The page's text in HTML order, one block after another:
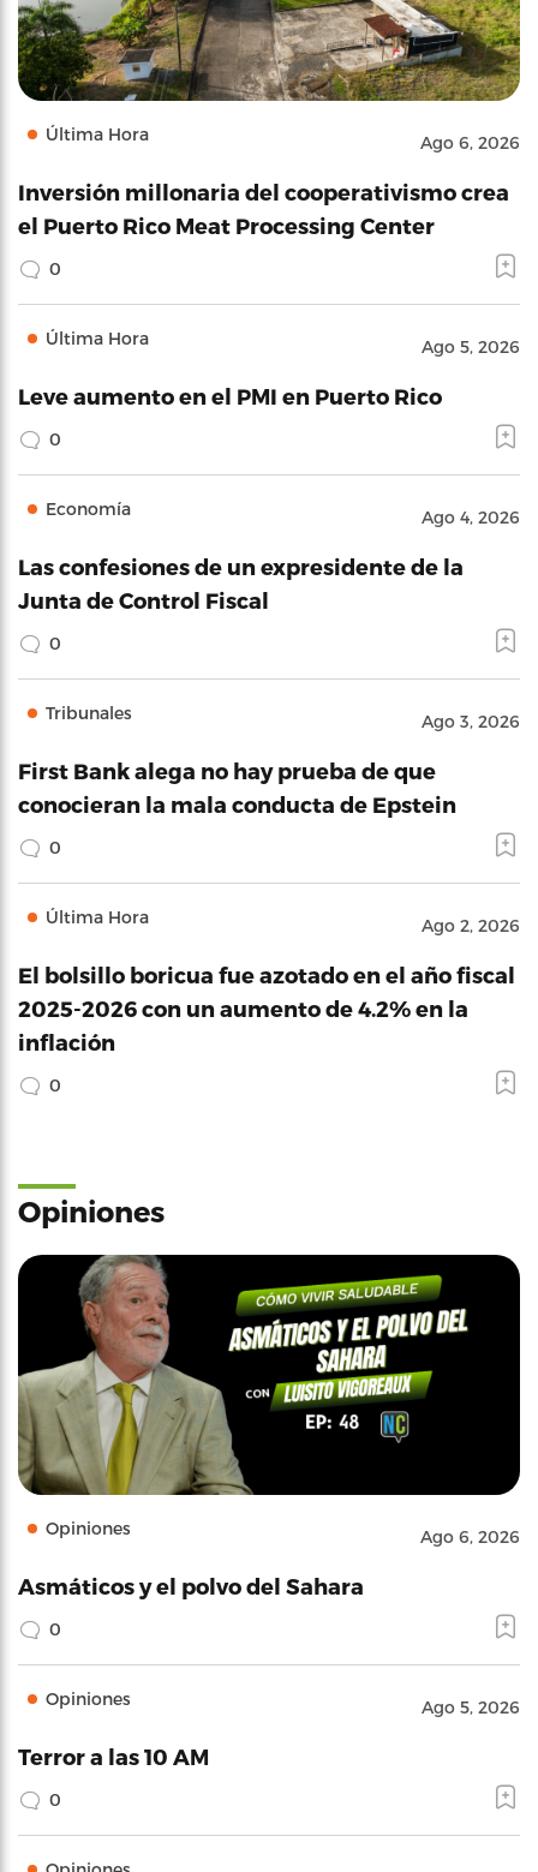
Última Hora Ago 6, 2026
Inversión millonaria del cooperativismo crea
el Puerto Rico Meat Processing Center
0
Última Hora Ago 5, 2026
Leve aumento en el PMI en Puerto Rico
0
Economía Ago 4, 2026
Las confesiones de un expresidente de la
Junta de Control Fiscal
0
Tribunales Ago 3, 2026
First Bank alega no hay prueba de que
conocieran la mala conducta de Epstein
0
Última Hora Ago 2, 2026
El bolsillo boricua fue azotado en el año fiscal
2025-2026 con un aumento de 4.2% en la
inflación
0
Opiniones
Opiniones Ago 6, 2026
Asmáticos y el polvo del Sahara
0
Opiniones Ago 5, 2026
Terror a las 10 AM
0